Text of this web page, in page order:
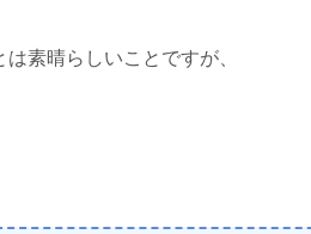
素晴らしいことですが、